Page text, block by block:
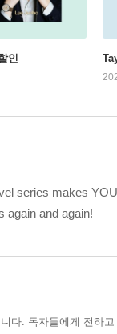
인
series makes
again and again!
다. 독자들에게 전하